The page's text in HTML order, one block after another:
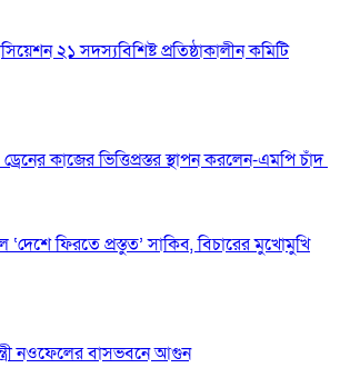
২১ সদস্যবিশিষ্ট প্রতিষ্ঠাকালীন কমিটি
কাজের ভিত্তিপ্রস্তর স্থাপন করলেন-এমপি চাঁদ
‘দেশে ফিরতে প্রস্তুত’ সাকিব, বিচারের মুখোমুখি
নওফেলের বাসভবনে আগুন